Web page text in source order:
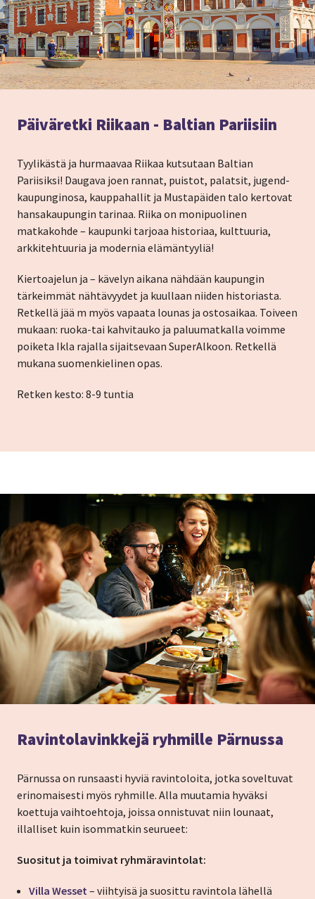
Päiväretki Riikaan - Baltian Pariisiin
Tyylikästä ja hurmaavaa Riikaa kutsutaan Baltian
Pariisiksi! Daugava joen rannat, puistot, palatsit, jugend-
kaupunginosa, kauppahallit ja Mustapäiden talo kertovat
hansakaupungin tarinaa. Riika on monipuolinen
matkakohde – kaupunki tarjoaa historiaa, kulttuuria,
arkkitehtuuria ja modernia elämäntyyliä!
Kiertoajelun ja – kävelyn aikana nähdään kaupungin
tärkeimmät nähtävyydet ja kuullaan niiden historiasta.
Retkellä jää m myös vapaata lounas ja ostosaikaa. Toiveen
mukaan: ruoka-tai kahvitauko ja paluumatkalla voimme
poiketa Ikla rajalla sijaitsevaan SuperAlkoon. Retkellä
mukana suomenkielinen opas.
Retken kesto: 8-9 tuntia
Ravintolavinkkejä ryhmille Pärnussa
Pärnussa on runsaasti hyviä ravintoloita, jotka soveltuvat
erinomaisesti myös ryhmille. Alla muutamia hyväksi
koettuja vaihtoehtoja, joissa onnistuvat niin lounaat,
illalliset kuin isommatkin seurueet:
Suositut ja toimivat ryhmäravintolat:
Villa Wesset – viihtyisä ja suosittu ravintola lähellä